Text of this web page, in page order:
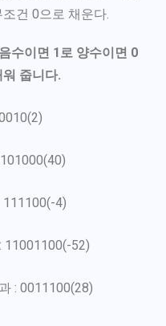
건 0으로 채운다.
수이면 1로 양수이면 0
줍니다.
111100(-4)
11001100(-52)
: 0011100(28)